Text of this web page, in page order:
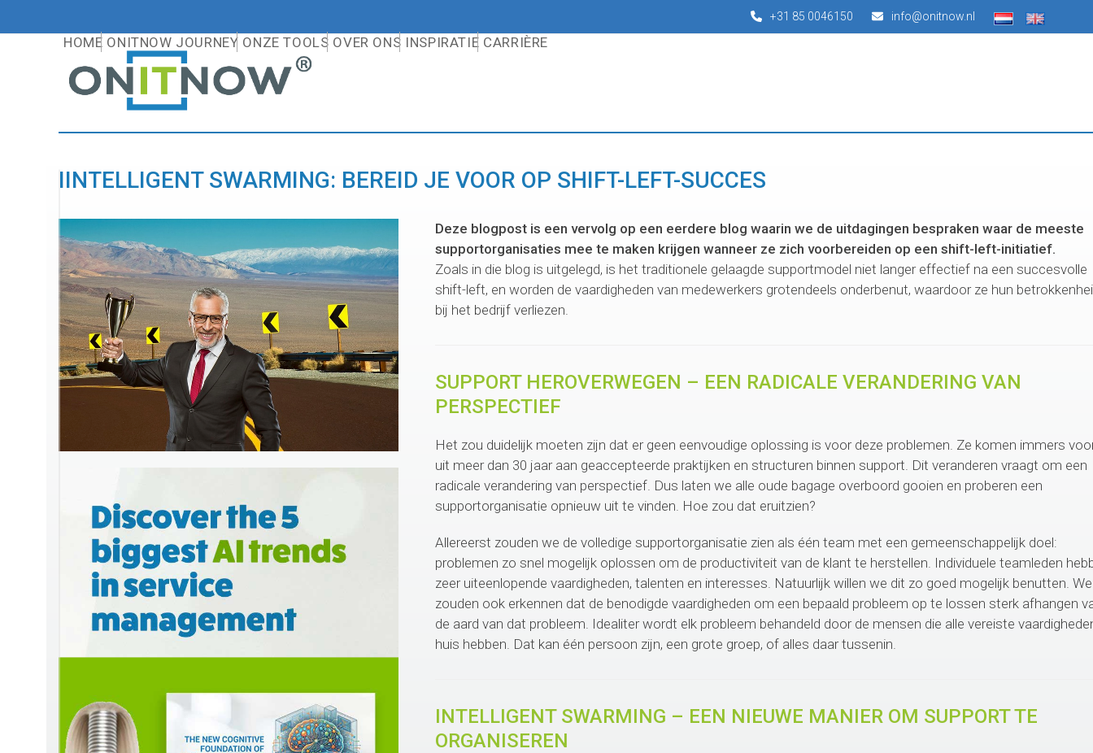
to
+31 85 0046150 info@onitnow.nl
HOME ONITNOW JOURNEY ONZE TOOLS OVER ONS INSPIRATIE CARRIÈRE
IINTELLIGENT SWARMING: BEREID JE VOOR OP SHIFT-LEFT-SUCCES
Deze blogpost is een vervolg op een eerdere blog waarin we de uitdagingen bespraken waar de meeste
supportorganisaties mee te maken krijgen wanneer ze zich voorbereiden op een shift-left-initiatief.
Zoals in die blog is uitgelegd, is het traditionele gelaagde supportmodel niet langer effectief na een succesvolle
shift-left, en worden de vaardigheden van medewerkers grotendeels onderbenut, waardoor ze hun
bij het bedrijf verliezen.
SUPPORT HEROVERWEGEN – EEN RADICALE VERANDERING VAN
PERSPECTIEF
Het zou duidelijk moeten zijn dat er geen eenvoudige oplossing is voor deze problemen. Ze komen immers
uit meer dan 30 jaar aan geaccepteerde praktijken en structuren binnen support. Dit veranderen vraagt om een
radicale verandering van perspectief. Dus laten we alle oude bagage overboord gooien en proberen een
supportorganisatie opnieuw uit te vinden. Hoe zou dat eruitzien?
Allereerst zouden we de volledige supportorganisatie zien als één team met een gemeenschappelijk doel:
problemen zo snel mogelijk oplossen om de productiviteit van de klant te herstellen. Individuele teamleden
zeer uiteenlopende vaardigheden, talenten en interesses. Natuurlijk willen we dit zo goed mogelijk benutten. We
zouden ook erkennen dat de benodigde vaardigheden om een bepaald probleem op te lossen sterk afhangen
de aard van dat probleem. Idealiter wordt elk probleem behandeld door de mensen die alle vereiste
huis hebben. Dat kan één persoon zijn, een grote groep, of alles daar tussenin.
INTELLIGENT SWARMING – EEN NIEUWE MANIER OM SUPPORT TE
ORGANISEREN